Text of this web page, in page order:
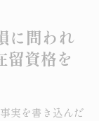
に問われ
留資格を
実を書き込んだ